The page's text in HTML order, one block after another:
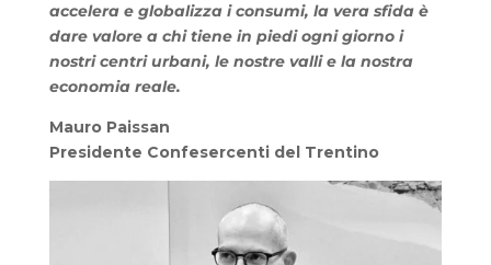
accelera e globalizza i consumi, la vera sfida è
dare valore a chi tiene in piedi ogni giorno i
nostri centri urbani, le nostre valli e la nostra
economia reale.
Mauro Paissan
Presidente Confesercenti del Trentino